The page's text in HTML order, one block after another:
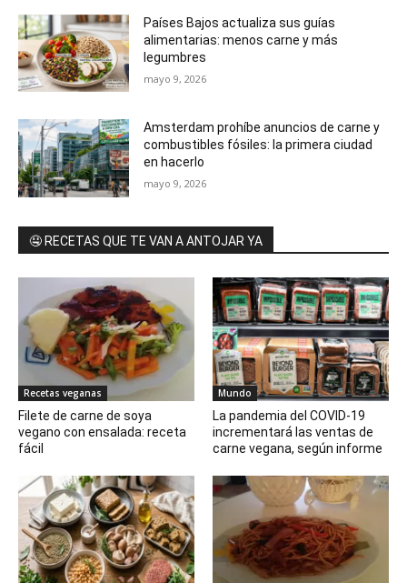
Países Bajos actualiza sus guías
alimentarias: menos carne y más
legumbres
mayo 9, 2026
Amsterdam prohíbe anuncios de carne y
combustibles fósiles: la primera ciudad
en hacerlo
mayo 9, 2026
🤤 RECETAS QUE TE VAN A ANTOJAR YA
Recetas veganas
Filete de carne de soya
vegano con ensalada: receta
fácil
Mundo
La pandemia del COVID-19
incrementará las ventas de
carne vegana, según informe